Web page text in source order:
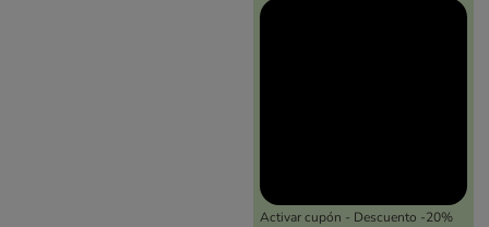
Activar cupón - Descuento -20%